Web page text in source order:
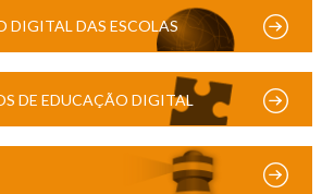
DIGITAL DAS ESCOLAS
DE EDUCAÇÃO DIGITAL